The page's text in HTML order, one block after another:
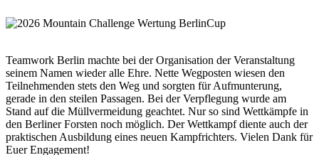
Teamwork Berlin machte bei der Organisation der Veranstaltung
seinem Namen wieder alle Ehre. Nette Wegposten wiesen den
Teilnehmenden stets den Weg und sorgten für Aufmunterung,
gerade in den steilen Passagen. Bei der Verpflegung wurde am
Stand auf die Müllvermeidung geachtet. Nur so sind Wettkämpfe in
den Berliner Forsten noch möglich. Der Wettkampf diente auch der
praktischen Ausbildung eines neuen Kampfrichters. Vielen Dank für
Euer Engagement!